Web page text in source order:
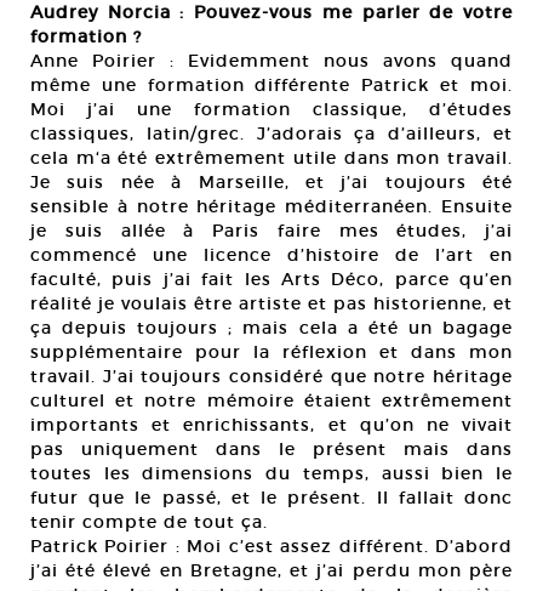
Audrey Norcia : Pouvez-vous me parler de votre
formation ?
Anne Poirier : Evidemment nous avons quand
même une formation différente Patrick et moi.
Moi j’ai une formation classique, d’études
classiques, latin/grec. J’adorais ça d’ailleurs, et
cela m‘a été extrêmement utile dans mon travail.
Je suis née à Marseille, et j’ai toujours été
sensible à notre héritage méditerranéen. Ensuite
je suis allée à Paris faire mes études, j’ai
commencé une licence d’histoire de l’art en
faculté, puis j’ai fait les Arts Déco, parce qu’en
réalité je voulais être artiste et pas historienne, et
ça depuis toujours ; mais cela a été un bagage
supplémentaire pour la réflexion et dans mon
travail. J’ai toujours considéré que notre héritage
culturel et notre mémoire étaient extrêmement
importants et enrichissants, et qu’on ne vivait
pas uniquement dans le présent mais dans
toutes les dimensions du temps, aussi bien le
futur que le passé, et le présent. Il fallait donc
tenir compte de tout ça.
Patrick Poirier : Moi c’est assez différent. D’abord
j’ai été élevé en Bretagne, et j’ai perdu mon père